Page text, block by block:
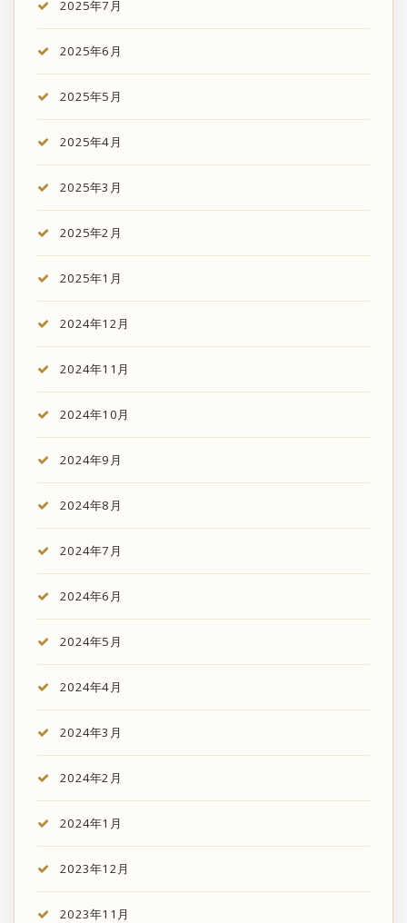
2025年7月
2025年6月
2025年5月
2025年4月
2025年3月
2025年2月
2025年1月
2024年12月
2024年11月
2024年10月
2024年9月
2024年8月
2024年7月
2024年6月
2024年5月
2024年4月
2024年3月
2024年2月
2024年1月
2023年12月
2023年11月